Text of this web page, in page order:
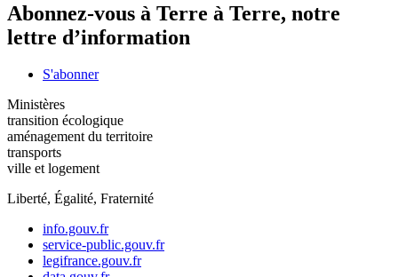
Abonnez-vous à Terre à Terre, notre
lettre d’information
S'abonner
Ministères
transition écologique
aménagement du territoire
transports
ville et logement
Liberté, Égalité, Fraternité
info.gouv.fr
service-public.gouv.fr
legifrance.gouv.fr